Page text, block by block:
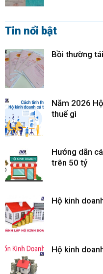
Tin nổi bật
Bồi thường
Năm 2026
thuế gì
Hướng dẫn
trên 50 tỷ
Hộ kinh
Hộ kinh